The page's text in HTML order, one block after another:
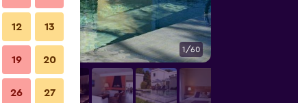
1/60
12 13
19 20
26 27